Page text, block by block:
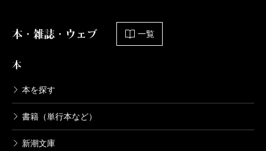
本・雑誌・ウェブ 一覧
本
本を探す
書籍（単行本など）
新潮文庫